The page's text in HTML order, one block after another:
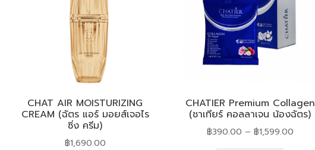
CHAT AIR MOISTURIZING
CREAM (ฉัตร แอร์ มอยส์เจอไร
ซิ่ง ครีม)
฿1,690.00
CHATIER Premium Collagen
(ชาเทียร์ คอลลาเจน น้องฉัตร)
฿390.00 – ฿1,599.00